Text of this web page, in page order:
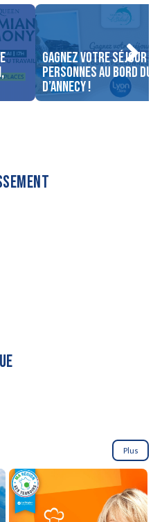
Gagnez votre séjour
personnes au bord du
d’Annecy !
Plus